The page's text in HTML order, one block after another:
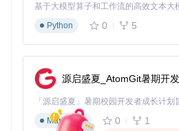
时确保后期制作的灵活性。
实施流程：
使用多轨录音机录制未经压缩的
在Platinum-MD中设置"现场录音
动增益控制
将混音后的立体声信号通过USB
选择标准音质模式以256kbps录
演出结束后，通过NetMD的USB
基于大模型算子和工作流的高效文本大
Python
0 5
源启盛夏_AtomGit暑期开
Markdown
0 1